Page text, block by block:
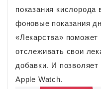
показания кислорода
фоновые показания
«Лекарства»
отслеживать свои
добавки. И позволяет
Apple Watch.